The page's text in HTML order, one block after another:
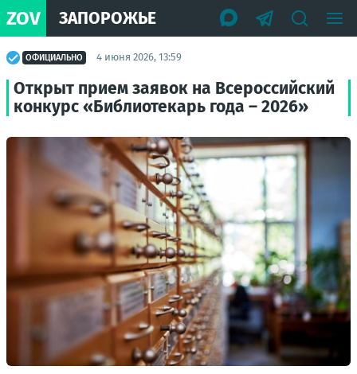
ZOV ЗАПОРОЖЬЕ
ОФИЦИАЛЬНО 4 июня 2026, 13:59
Открыт прием заявок на Всероссийский
конкурс «Библиотекарь года – 2026»